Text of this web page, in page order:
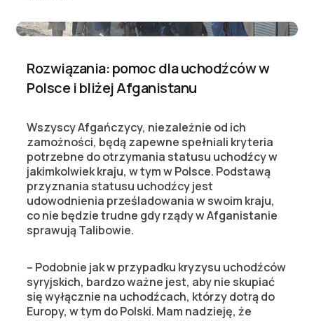
Rozwiązania: pomoc dla uchodźców w
Polsce i bliżej Afganistanu
Wszyscy Afgańczycy, niezależnie od ich
zamożności, będą zapewne spełniali kryteria
potrzebne do otrzymania statusu uchodźcy w
jakimkolwiek kraju, w tym w Polsce. Podstawą
przyznania statusu uchodźcy jest
udowodnienia prześladowania w swoim kraju,
co nie będzie trudne gdy rządy w Afganistanie
sprawują Talibowie.
– Podobnie jak w przypadku kryzysu uchodźców
syryjskich, bardzo ważne jest, aby nie skupiać
się wyłącznie na uchodźcach, którzy dotrą do
Europy, w tym do Polski. Mam nadzieję, że